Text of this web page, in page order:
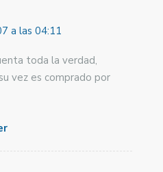
a las 04:11
toda la verdad,
vez es comprado por